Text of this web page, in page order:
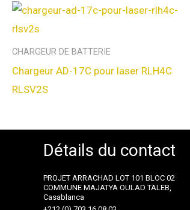
CHARGEUR DE BATTERIE
Chargeur AD-17C pour laser RLH4C
RLSV2S
Détails du contact
PROJET ARRACHAD LOT 101 BLOC 02
COMMUNE MAJATYA OULAD TALEB,
Casablanca